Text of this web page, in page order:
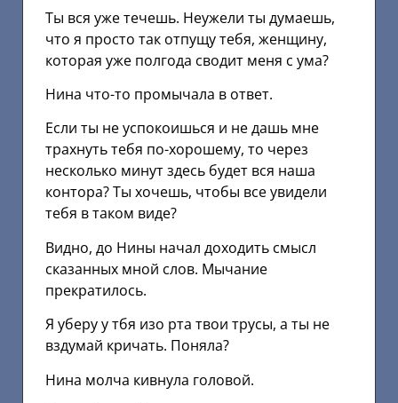
Ты вся уже течешь. Неужели ты думаешь,
что я просто так отпущу тебя, женщину,
которая уже полгода сводит меня с ума?
Нина что-то промычала в ответ.
Если ты не успокоишься и не дашь мне
трахнуть тебя по-хорошему, то через
несколько минут здесь будет вся наша
контора? Ты хочешь, чтобы все увидели
тебя в таком виде?
Видно, до Нины начал доходить смысл
сказанных мной слов. Мычание
прекратилось.
Я уберу у тбя изо рта твои трусы, а ты не
вздумай кричать. Поняла?
Нина молча кивнула головой.